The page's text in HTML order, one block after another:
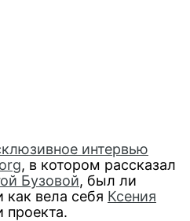
интервью
, в котором рассказал
Бузовой, был ли
как вела себя Ксения
проекта.